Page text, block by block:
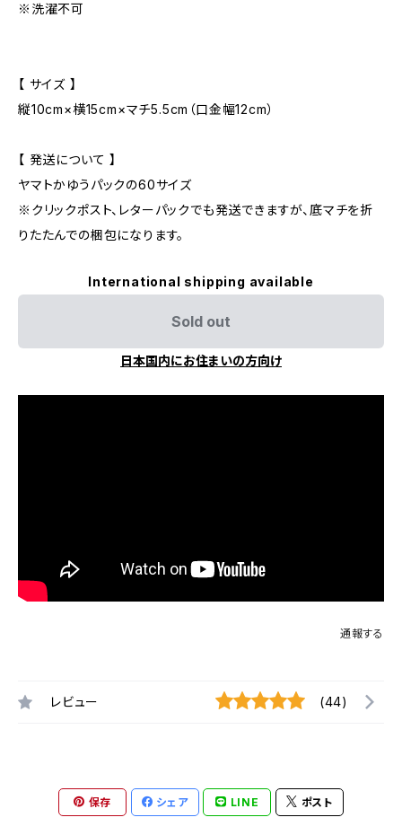
※洗濯不可
【 サイズ 】
縦10cm×横15cm×マチ5.5cm（口金幅12cm）
【 発送について 】
ヤマトかゆうパックの60サイズ
※クリックポスト、レターパックでも発送できますが、底マチを折
りたたんでの梱包になります。
International shipping available
Sold out
日本国内にお住まいの方向け
通報する
レビュー (44)
保存 シェア LINE ポスト